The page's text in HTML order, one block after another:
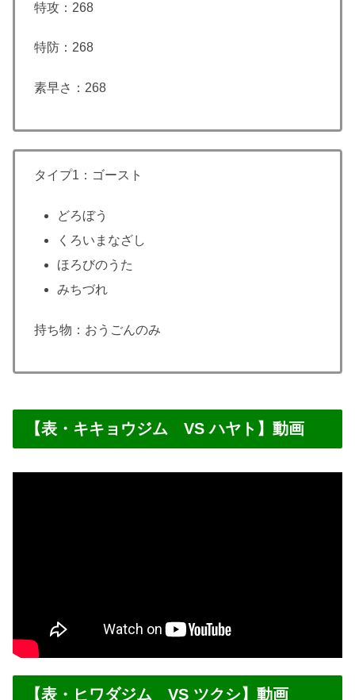
特攻：268
特防：268
素早さ：268
タイプ1：ゴースト
どろぼう
くろいまなざし
ほろびのうた
みちづれ
持ち物：おうごんのみ
【表・キキョウジム VS ハヤト】動画
【表・ヒワダジム VS ツクシ】動画